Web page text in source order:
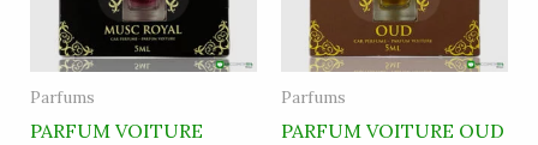
Parfums
PARFUM VOITURE
Parfums
PARFUM VOITURE OUD